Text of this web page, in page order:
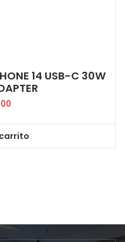
14 USB-C 30W